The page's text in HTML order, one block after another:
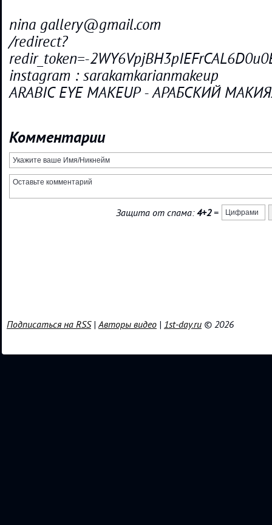
nina gallery@gmail.com
/redirect?
redir_token=-
instagram : sarakamkarianmakeup
ARABIC EYE MAKEUP - АРАБСКИЙ
Комментарии
Защита от спама:4+2=
Подписаться на RSS|Авторы видео | 1st-day.ru © 2026